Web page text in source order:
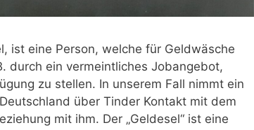
ist eine Person, welche für Geldwäsche
durch ein vermeintliches Jobangebot,
zu stellen. In unserem Fall nimmt ein
über Tinder Kontakt mit dem
mit ihm. Der „Geldesel“ ist eine